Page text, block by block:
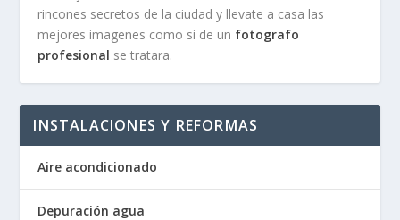
rincones secretos de la ciudad y llevate a casa las
mejores imagenes como si de un fotografo
profesional se tratara.
INSTALACIONES Y REFORMAS
Aire acondicionado
Depuración agua